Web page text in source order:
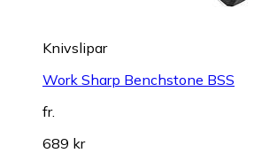
Knivslipar
Work Sharp Benchstone BSS
fr.
689 kr